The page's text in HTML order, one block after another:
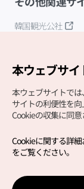
韓国観光公社
Copyright (c)
サイトエラー報
本ウェブサイ
本ウェブサイトでは、
サイトの利便性を向
Cookieの収集に同
Cookieに関する詳
をご覧ください。